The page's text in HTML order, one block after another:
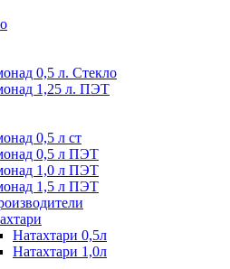
0,5 л. Стекло
1,25 л. ПЭТ
0,5 л ст
0,5 л ПЭТ
1,0 л ПЭТ
1,5 л ПЭТ
Натахтари 0,5л
Натахтари 1,0л